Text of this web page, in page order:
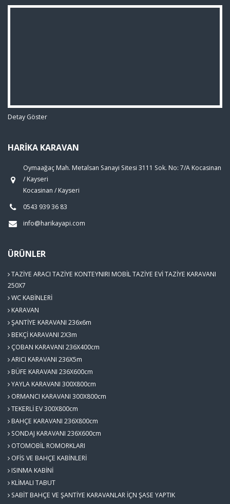
Detay Göster
HARİKA KARAVAN
Oymaağaç Mah. Metalsan Sanayi Sitesi 3111 Sok. No: 7/A Kocasinan
/ Kayseri
Kocasinan / Kayseri
0543 939 36 83
info@harikayapi.com
ÜRÜNLER
TAZİYE ARACI TAZİYE KONTEYNIRI MOBİL TAZİYE EVİ TAZİYE KARAVANI
250X7
WC KABİNLERİ
KARAVAN
ŞANTİYE KARAVANI 236x6m
BEKÇİ KARAVANI 2X3m
ÇOBAN KARAVANI 236X400cm
ARICI KARAVANI 236X5m
BÜFE KARAVANI 236X600cm
YAYLA KARAVANI 300X800cm
ORMANCI KARAVANI 300X800cm
TEKERLİ EV 300X800cm
BAHÇE KARAVANI 236X800cm
SONDAJ KARAVANI 236X600cm
OTOMOBİL ROMORKLARI
OFİS VE BAHÇE KABİNLERİ
ISINMA KABİNİ
KLİMALI TABUT
SABİT BAHÇE VE ŞANTİYE KARAVANLAR İÇN ŞASE YAPTIK